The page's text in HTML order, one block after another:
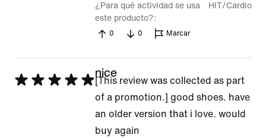
¿Para qué actividad se usa
este producto?
HIT/Cardio
0 0 Marcar
Se
nice
[This review was collected as part
of a promotion.] good shoes. have
an older version that i love. would
buy again